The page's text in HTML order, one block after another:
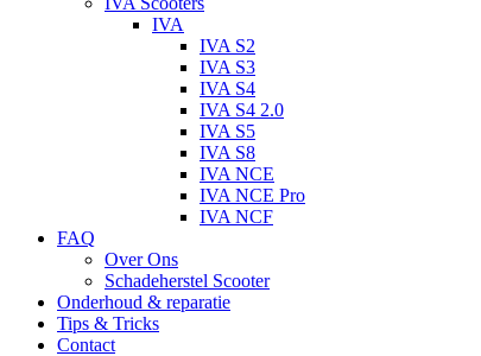
IVA
IVA S2
IVA S3
IVA S4
IVA S4 2.0
IVA S5
IVA S8
IVA NCE
IVA NCE Pro
IVA NCF
FAQ
Over Ons
Schadeherstel Scooter
Onderhoud & reparatie
Tips & Tricks
Contact